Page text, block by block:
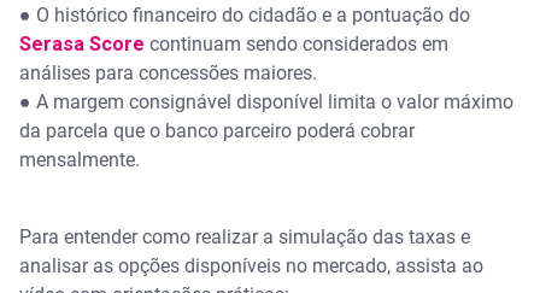
● O histórico financeiro do cidadão e a pontuação do
Serasa Score continuam sendo considerados em
análises para concessões maiores.
● A margem consignável disponível limita o valor máximo
da parcela que o banco parceiro poderá cobrar
mensalmente.
Para entender como realizar a simulação das taxas e
analisar as opções disponíveis no mercado, assista ao